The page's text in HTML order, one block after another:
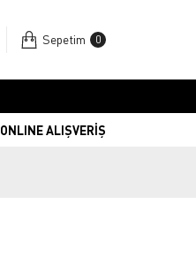
Sepetim 0
ONLINE ALIŞVERİŞ